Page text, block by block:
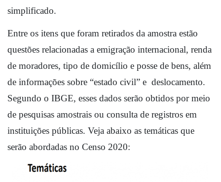
simplificado.
Entre os itens que foram retirados da amostra estão
questões relacionadas a emigração internacional, renda
de moradores, tipo de domicílio e posse de bens, além
de informações sobre “estado civil” e  deslocamento.
Segundo o IBGE, esses dados serão obtidos por meio
de pesquisas amostrais ou consulta de registros em
instituições públicas. Veja abaixo as temáticas que
serão abordadas no Censo 2020: